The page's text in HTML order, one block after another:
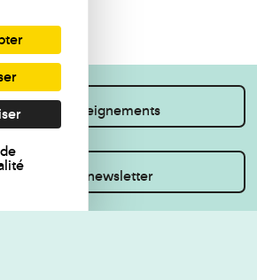
des renseignements
vous à la newsletter